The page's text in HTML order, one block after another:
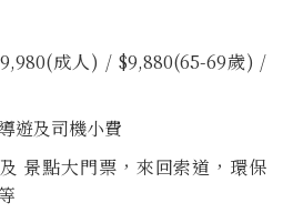
成人) / $9,880(65-69歲) /
遊及司機小費
景點大門票，來回索道，環保